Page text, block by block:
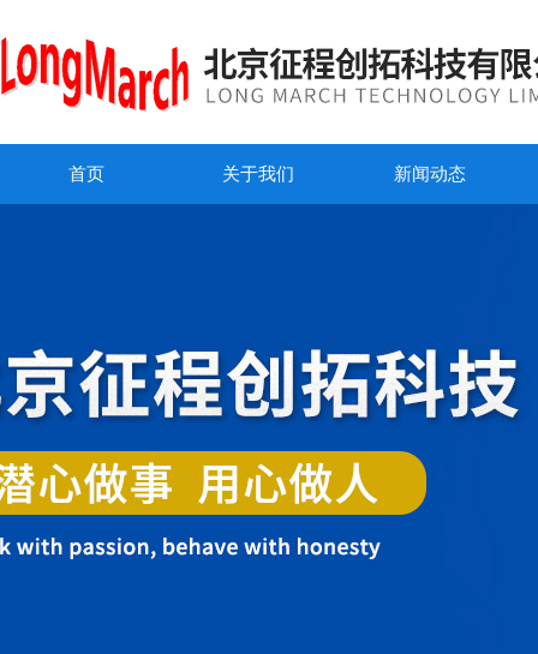
首页 关于我们 新闻动态